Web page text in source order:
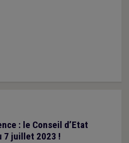
: le Conseil d’Etat
7 juillet 2023 !